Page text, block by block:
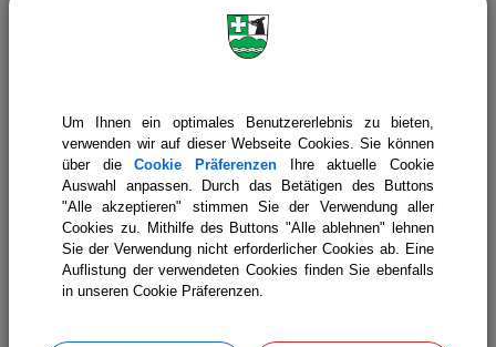
Um Ihnen ein optimales Benutzererlebnis zu bieten,
verwenden wir auf dieser Webseite Cookies. Sie können
über dieCookie Präferenzen Ihre aktuelle Cookie
Auswahl anpassen. Durch das Betätigen des Buttons
"Alle akzeptieren" stimmen Sie der Verwendung aller
Cookies zu. Mithilfe des Buttons "Alle ablehnen" lehnen
Sie der Verwendung nicht erforderlicher Cookies ab. Eine
Auflistung der verwendeten Cookies finden Sie ebenfalls
in unseren Cookie Präferenzen.